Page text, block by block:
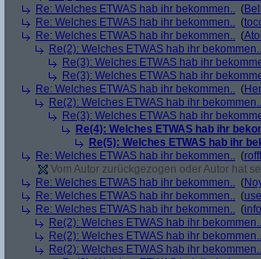
Re: Welches ETWAS hab ihr bekommen.. (
Re: Welches ETWAS hab ihr bekommen.. (
Re: Welches ETWAS hab ihr bekommen.. (
Re(2): Welches ETWAS hab ihr bekommen..
Re(3): Welches ETWAS hab ihr
Re(3): Welches ETWAS hab ihr
Re: Welches ETWAS hab ihr bekommen.. (
Re(2): Welches ETWAS hab ihr bekommen..
Re(3): Welches ETWAS hab ihr
Re(4): Welches ETWAS hab ihr
Re(5): Welches ETWAS hab ihr
Re: Welches ETWAS hab ihr bekommen.. (
Vom Autor zurückgezogen oder Autor hat
Re: Welches ETWAS hab ihr bekommen.. (
Re: Welches ETWAS hab ihr bekommen.. (
Re: Welches ETWAS hab ihr bekommen.. (
Re(2): Welches ETWAS hab ihr bekommen..
Re(2): Welches ETWAS hab ihr bekommen..
Re(2): Welches ETWAS hab ihr bekommen..